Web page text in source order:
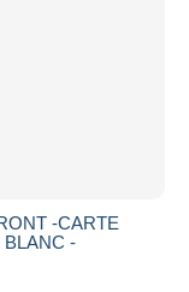
-CARTE
BLANC -